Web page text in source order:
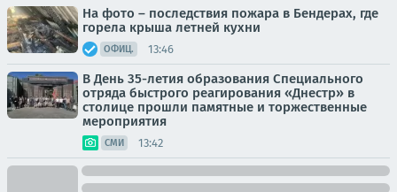
На фото – последствия пожара в Бендерах, где
горела крыша летней кухни
ОФИЦ. 13:46
В День 35-летия образования Специального
отряда быстрого реагирования «Днестр» в
столице прошли памятные и торжественные
мероприятия
СМИ 13:42